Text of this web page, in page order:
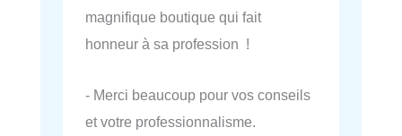
magnifique boutique qui fait
honneur à sa profession !
- Merci beaucoup pour vos conseils
et votre professionnalisme.